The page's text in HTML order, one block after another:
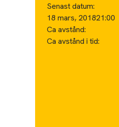
Senast datum:
18 mars, 201821:00
Ca avstånd:
Ca avstånd i tid: